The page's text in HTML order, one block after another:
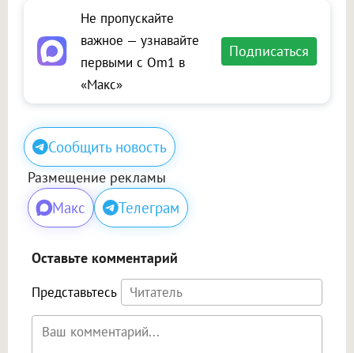
Не пропускайте
важное — узнавайте
первыми с Om1 в
«Макс»
Подписаться
Сообщить новость
Размещение рекламы
Макс Телеграм
Оставьте комментарий
Представьтесь